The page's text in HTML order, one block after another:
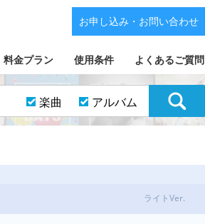
料金プラン 使用条件 よくあるご質問
お申し込み・お問い合わせ
楽曲 アルバム
ライトVer.